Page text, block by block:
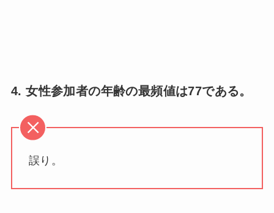
4. 女性参加者の年齢の最頻値は77である。
誤り。